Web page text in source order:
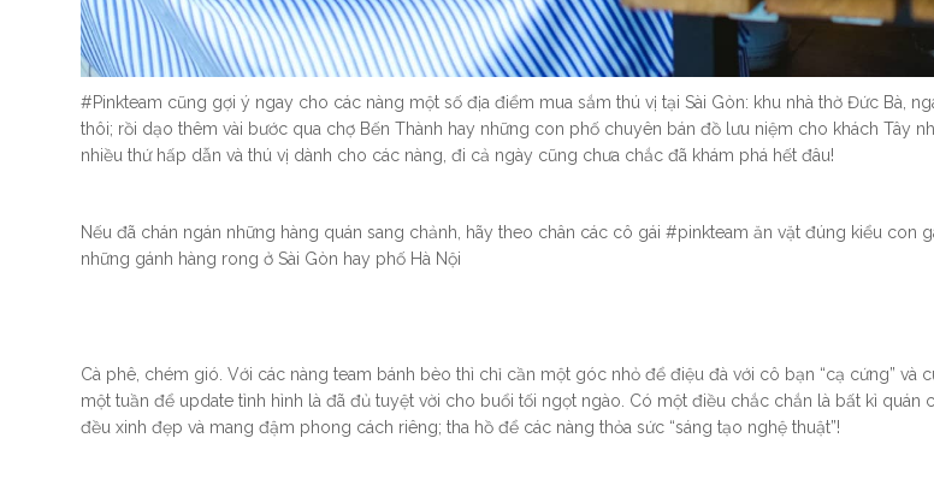
#Pinkteam cũng gợi ý ngay cho các nàng một số địa điểm mua sắm thú vị tại Sài Gòn: khu nhà thờ Đức Bà,
thôi; rồi dạo thêm vài bước qua chợ Bến Thành hay những con phố chuyên bán đồ lưu niệm cho khách Tây
nhiều thứ hấp dẫn và thú vị dành cho các nàng, đi cả ngày cũng chưa chắc đã khám phá hết đâu!
Nếu đã chán ngán những hàng quán sang chảnh, hãy theo chân các cô gái #pinkteam ăn vặt đúng kiểu con
những gánh hàng rong ở Sài Gòn hay phố Hà Nội
Cà phê, chém gió. Với các nàng team bánh bèo thì chỉ cần một góc nhỏ để điệu đà với cô bạn “cạ cứng” và
một tuần để update tình hình là đã đủ tuyệt vời cho buổi tối ngọt ngào. Có một điều chắc chắn là bất kì quán
đều xinh đẹp và mang đậm phong cách riêng; tha hồ để các nàng thỏa sức “sáng tạo nghệ thuật”!